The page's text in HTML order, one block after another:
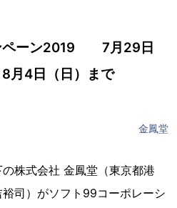
ペーン2019 7月29日
月4日（日）まで
金鳳堂
株式会社 金鳳堂（東京都港
司）がソフト99コーポレーシ